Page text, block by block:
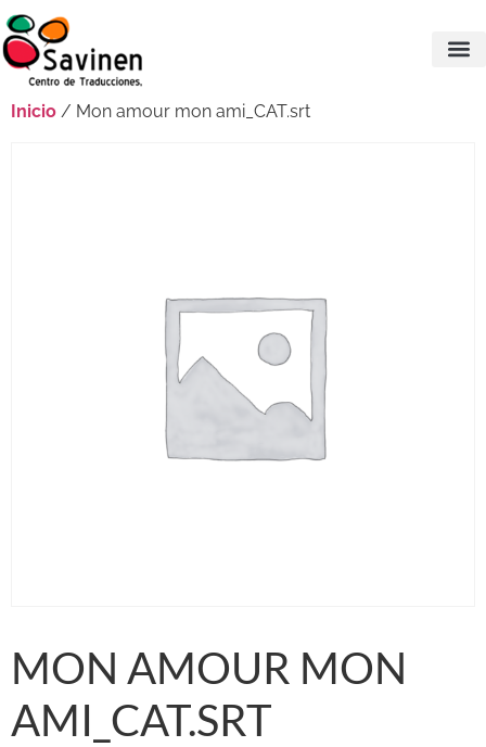
Inicio / Mon amour mon ami_CAT.srt
MON AMOUR MON
AMI_CAT.SRT